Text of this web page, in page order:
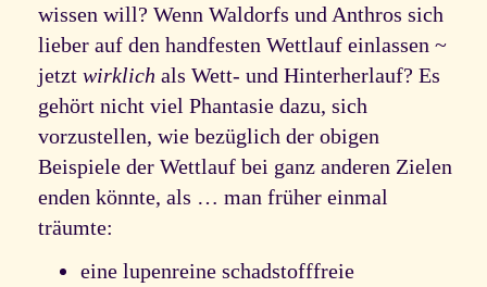
wissen will? Wenn Waldorfs und Anthros sich
lieber auf den handfesten Wettlauf einlassen ~
jetzt wirklich als Wett- und Hinterherlauf? Es
gehört nicht viel Phantasie dazu, sich
vorzustellen, wie bezüglich der obigen
Beispiele der Wettlauf bei ganz anderen Zielen
enden könnte, als … man früher einmal
träumte:
eine lupenreine schadstofffreie